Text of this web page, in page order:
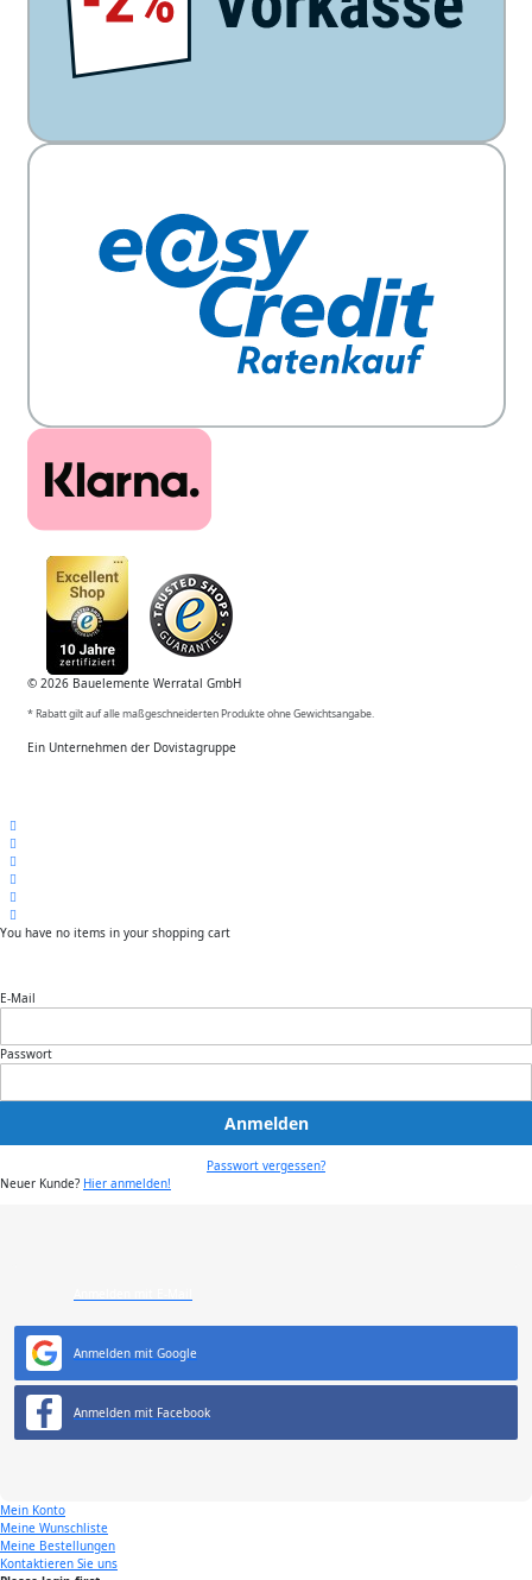
© 2026 Bauelemente Werratal GmbH
* Rabatt gilt auf alle maßgeschneiderten Produkte ohne Gewichtsangabe.
Ein Unternehmen der Dovistagruppe
You have no items in your shopping cart
E-Mail
Passwort
Anmelden
Passwort vergessen?
Neuer Kunde? Hier anmelden!
Anmelden mit Google
Anmelden mit Facebook
Mein Konto
Meine Wunschliste
Meine Bestellungen
Kontaktieren Sie uns